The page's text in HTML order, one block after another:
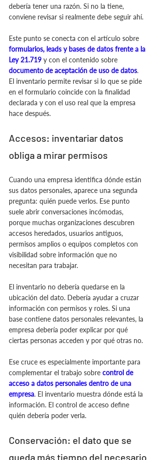
debería tener una razón. Si no la tiene,
conviene revisar si realmente debe seguir ahí.
Este punto se conecta con el artículo sobre
formularios, leads y bases de datos frente a la
Ley 21.719 y con el contenido sobre
documento de aceptación de uso de datos.
El inventario permite revisar si lo que se pide
en el formulario coincide con la finalidad
declarada y con el uso real que la empresa
hace después.
Accesos: inventariar datos
obliga a mirar permisos
Cuando una empresa identifica dónde están
sus datos personales, aparece una segunda
pregunta: quién puede verlos. Ese punto
suele abrir conversaciones incómodas,
porque muchas organizaciones descubren
accesos heredados, usuarios antiguos,
permisos amplios o equipos completos con
visibilidad sobre información que no
necesitan para trabajar.
El inventario no debería quedarse en la
ubicación del dato. Debería ayudar a cruzar
información con permisos y roles. Si una
base contiene datos personales relevantes, la
empresa debería poder explicar por qué
ciertas personas acceden y por qué otras no.
Ese cruce es especialmente importante para
complementar el trabajo sobre control de
acceso a datos personales dentro de una
empresa. El inventario muestra dónde está la
información. El control de acceso define
quién debería poder verla.
Conservación: el dato que se
queda más tiempo del necesario